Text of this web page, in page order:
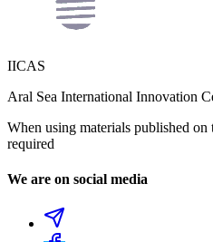
IICAS
Aral Sea International Innovation
When using materials published
required
We are on social media